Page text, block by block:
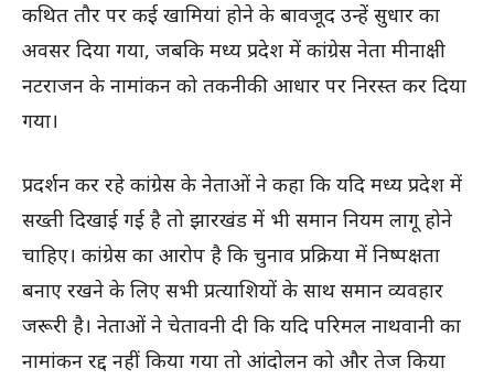
कथित तौर पर कई खामियां होने के बावजूद उन्हें सुधार का
अवसर दिया गया, जबकि मध्य प्रदेश में कांग्रेस नेता मीनाक्षी
नटराजन के नामांकन को तकनीकी आधार पर निरस्त कर दिया
गया।
प्रदर्शन कर रहे कांग्रेस के नेताओं ने कहा कि यदि मध्य प्रदेश में
सख्ती दिखाई गई है तो झारखंड में भी समान नियम लागू होने
चाहिए। कांग्रेस का आरोप है कि चुनाव प्रक्रिया में निष्पक्षता
बनाए रखने के लिए सभी प्रत्याशियों के साथ समान व्यवहार
जरूरी है। नेताओं ने चेतावनी दी कि यदि परिमल नाथवानी का
नामांकन रद्द नहीं किया गया तो आंदोलन को और तेज किया